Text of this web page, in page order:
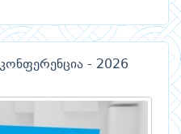
- 2026